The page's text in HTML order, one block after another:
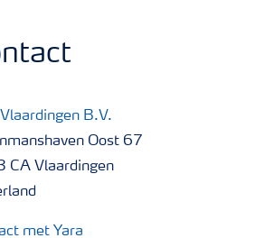
B.V.
Oost 67
CA Vlaardingen
met Yara